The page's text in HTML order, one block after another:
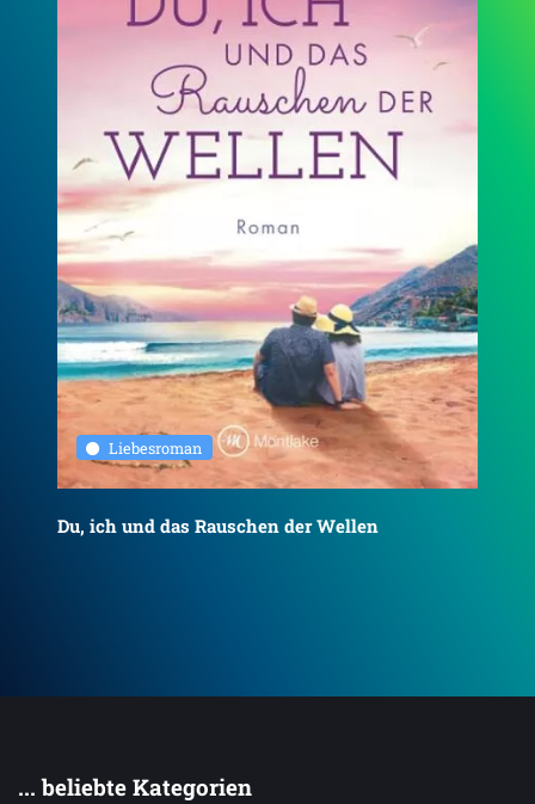
Liebesroman
Du, ich und das Rauschen der Wellen
... beliebte Kategorien